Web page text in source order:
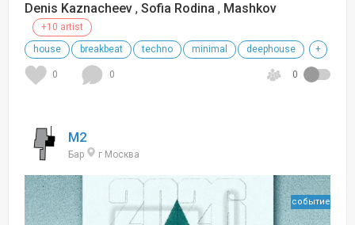
Denis Kaznacheev , Sofia Rodina , Mashkov
+10 artist
house
breakbeat techno minimal deephouse +
0 0 0
M2
Бар г Москва
событие